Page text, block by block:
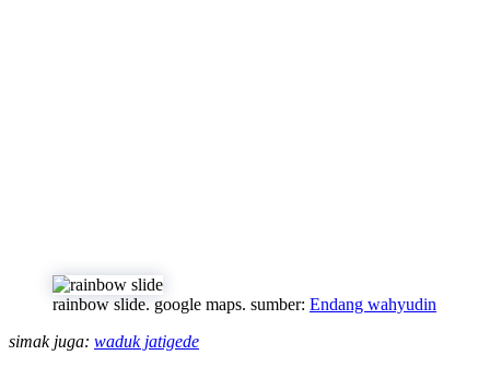
rainbow slide. google maps. sumber: Endang wahyudin
simak juga: waduk jatigede